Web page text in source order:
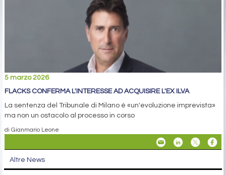
5 marzo 2026
FLACKS CONFERMA L'INTERESSE AD ACQUISIRE L'EX ILVA
La sentenza del Tribunale di Milano è «un'evoluzione imprevista»
ma non un ostacolo al processo in corso
di Gianmario Leone
Altre News